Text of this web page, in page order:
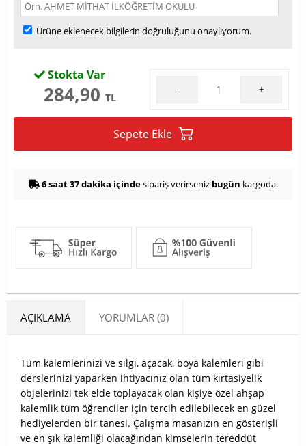
Ürüne eklenecek bilgilerin doğruluğunu onaylıyorum.
Stokta Var
284,90 TL
- +
Sepete Ekle
6 saat 37 dakika içindesipariş verirseniz bugün kargoda.
AÇIKLAMA YORUMLAR (0)
Tüm kalemlerinizi ve silgi, açacak, boya kalemleri gibi
derslerinizi yaparken ihtiyacınız olan tüm kırtasiyelik
objelerinizi tek elde toplayacak olan kişiye özel ahşap
kalemlik tüm öğrenciler için tercih edilebilecek en güzel
hediyelerden bir tanesi. Çalışma masanızın en gösterişli
ve en şık kalemliği olacağından kimselerin tereddüt